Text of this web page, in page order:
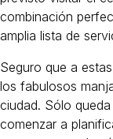
combinación
amplia lista de
Seguro que a
los fabulosos
ciudad. Sólo
comenzar a